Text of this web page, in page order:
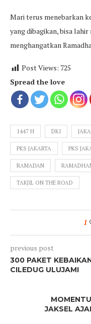
Mari terus menebarkan
yang dibagikan, bisa
menghangatkan
Post Views: 725
Spread the love
1447 H DKI
PKS JAKARTA PKS
RAMADAN
TAKJIL ON THE ROAD
1
previous post
300 PAKET
CILEDUG ULUJAMI
JAKSEL